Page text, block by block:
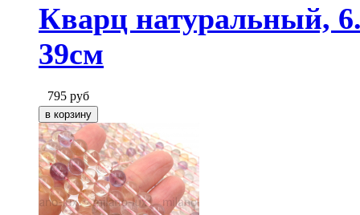
Кварц натуральный,
39см
795 руб